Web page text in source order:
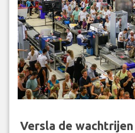
Versla de wachtrijen